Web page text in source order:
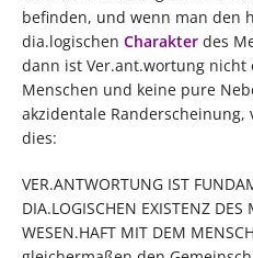
befinden, und wenn man den
dia.logischen Charakter des
dann ist Ver.ant.wortung nicht
Menschen und keine pure
akzidentale
dies:
VER.ANTWORTUNG IST
DIA.LOGISCHEN EXISTENZ
WESEN.HAFT MIT DEM